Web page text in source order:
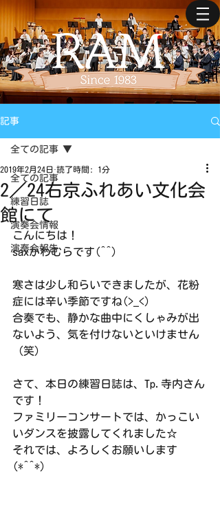
記事
全ての記事
練習日誌
演奏会情報
演奏会報告
全ての記事
2／24右京ふれあい文化会
館にて
2019年2月24日 読了時間: 1分
こんにちは！
saxかわむらです(^^)
寒さは少し和らいできましたが、花粉
症には辛い季節ですね(>_<)
合奏でも、静かな曲中にくしゃみが出
ないよう、気を付けないといけません
（笑）
さて、本日の練習日誌は、Tp.寺内さん
です！
ファミリーコンサートでは、かっこい
いダンスを披露してくれました☆
それでは、よろしくお願いします
(*^^*)